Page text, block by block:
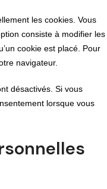
les cookies. Vous
consiste à modifier les
cookie est placé. Pour
navigateur.
désactivés. Si vous
lorsque vous